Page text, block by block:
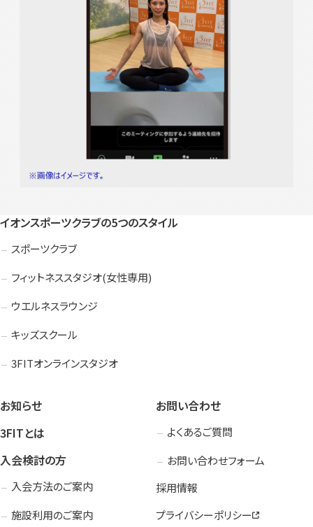
イオンスポーツクラブの5つのスタイル
スポーツクラブ
フィットネススタジオ(女性専用)
ウエルネスラウンジ
キッズスクール
3FITオンラインスタジオ
お知らせ
3FITとは
入会検討の方
入会方法のご案内
施設利用のご案内
お問い合わせ
よくあるご質問
お問い合わせフォーム
採用情報
プライバシーポリシー